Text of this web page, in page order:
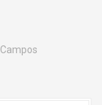
Campos